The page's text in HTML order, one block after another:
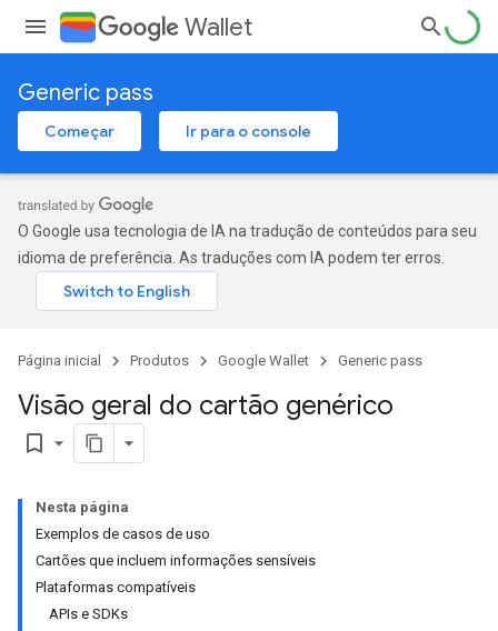
Wallet
Generic pass
Começar Ir para o console
O Google usa tecnologia de IA na tradução de conteúdos para seu
idioma de preferência. As traduções com IA podem ter erros.
Página inicial Produtos Google Wallet Generic pass
Visão geral do cartão genérico
bookmark_border
Nesta página
Exemplos de casos de uso
Cartões que incluem informações sensíveis
Plataformas compatíveis
APIs e SDKs